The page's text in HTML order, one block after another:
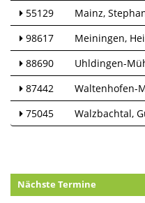
55129
Mainz
98617
Meiningen
88690
Uhldingen-
87442
Waltenhofen-
75045
Walzbachtal
Nächste Termine